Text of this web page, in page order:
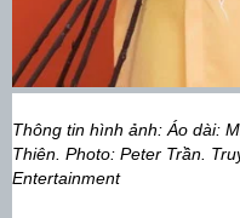
Thông tin hình ảnh: Áo dài:
Thiên. Photo: Peter Trần.
Entertainment